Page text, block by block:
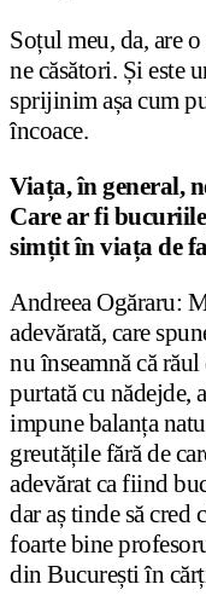
Soțul meu, da, are
ne căsători. Și este
sprijinim așa cum
încoace.
Viața, în general,
Care ar fi
simțit în viața de
Andreea Ogăraru:
adevărată, care
nu înseamnă că
purtată cu nădejde,
impune balanța
greutățile fără de
adevărat ca fiind
dar aș tinde să cred
foarte bine
din București în